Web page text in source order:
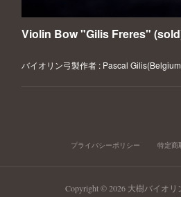
Violin Bow "Gilis Freres"
バイオリン弓製作者 : Pascal
プライバシーポリシー 特定商
Copyright ©2026 大樹バイオリ